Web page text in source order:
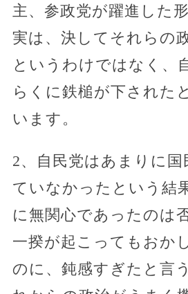
主、参政党が躍進した
実は、決してそれらの
というわけではなく、
らくに鉄槌が下された
います。
2、自民党はあまりに
ていなかったという結
に無関心であったのは
一揆が起こってもおか
のに、鈍感すぎたと言